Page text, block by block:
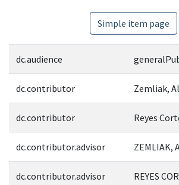
Simple item page
dc.audience
dc.contributor Zemliak,
dc.contributor Reyes
dc.contributor.advisor ZEMLIAK,
dc.contributor.advisor REYES